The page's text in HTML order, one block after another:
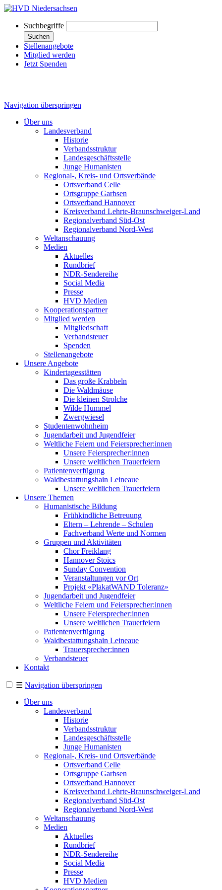
Suchbegriffe
Suchen
Stellenangebote
Mitglied werden
Jetzt Spenden
Navigation überspringen
Über uns
Landesverband
Historie
Verbandsstruktur
Landesgeschäftsstelle
Junge Humanisten
Regional-, Kreis- und Ortsverbände
Ortsverband Celle
Ortsgruppe Garbsen
Ortsverband Hannover
Kreisverband Lehrte-Braunschweiger-Land
Regionalverband Süd-Ost
Regionalverband Nord-West
Weltanschauung
Medien
Aktuelles
Rundbrief
NDR-Sendereihe
Social Media
Presse
HVD Medien
Kooperationspartner
Mitglied werden
Mitgliedschaft
Verbandsteuer
Spenden
Stellenangebote
Unsere Angebote
Kindertagesstätten
Das große Krabbeln
Die Waldmäuse
Die kleinen Strolche
Wilde Hummel
Zwergwiesel
Studentenwohnheim
Jugendarbeit und Jugendfeier
Weltliche Feiern und Feiersprecher:innen
Unsere Feiersprecher:innen
Unsere weltlichen Trauerfeiern
Patientenverfügung
Waldbestattungshain Leineaue
Unsere weltlichen Trauerfeiern
Unsere Themen
Humanistische Bildung
Frühkindliche Betreuung
Eltern – Lehrende – Schulen
Fachverband Werte und Normen
Gruppen und Aktivitäten
Chor Freiklang
Hannover Stoics
Sunday Convention
Veranstaltungen vor Ort
Projekt «PlakatWAND Toleranz»
Jugendarbeit und Jugendfeier
Weltliche Feiern und Feiersprecher:innen
Unsere Feiersprecher:innen
Unsere weltlichen Trauerfeiern
Patientenverfügung
Waldbestattungshain Leineaue
Trauersprecher:innen
Verbandsteuer
Kontakt
☰ Navigation überspringen
Über uns
Landesverband
Historie
Verbandsstruktur
Landesgeschäftsstelle
Junge Humanisten
Regional-, Kreis- und Ortsverbände
Ortsverband Celle
Ortsgruppe Garbsen
Ortsverband Hannover
Kreisverband Lehrte-Braunschweiger-Land
Regionalverband Süd-Ost
Regionalverband Nord-West
Weltanschauung
Medien
Aktuelles
Rundbrief
NDR-Sendereihe
Social Media
Presse
HVD Medien